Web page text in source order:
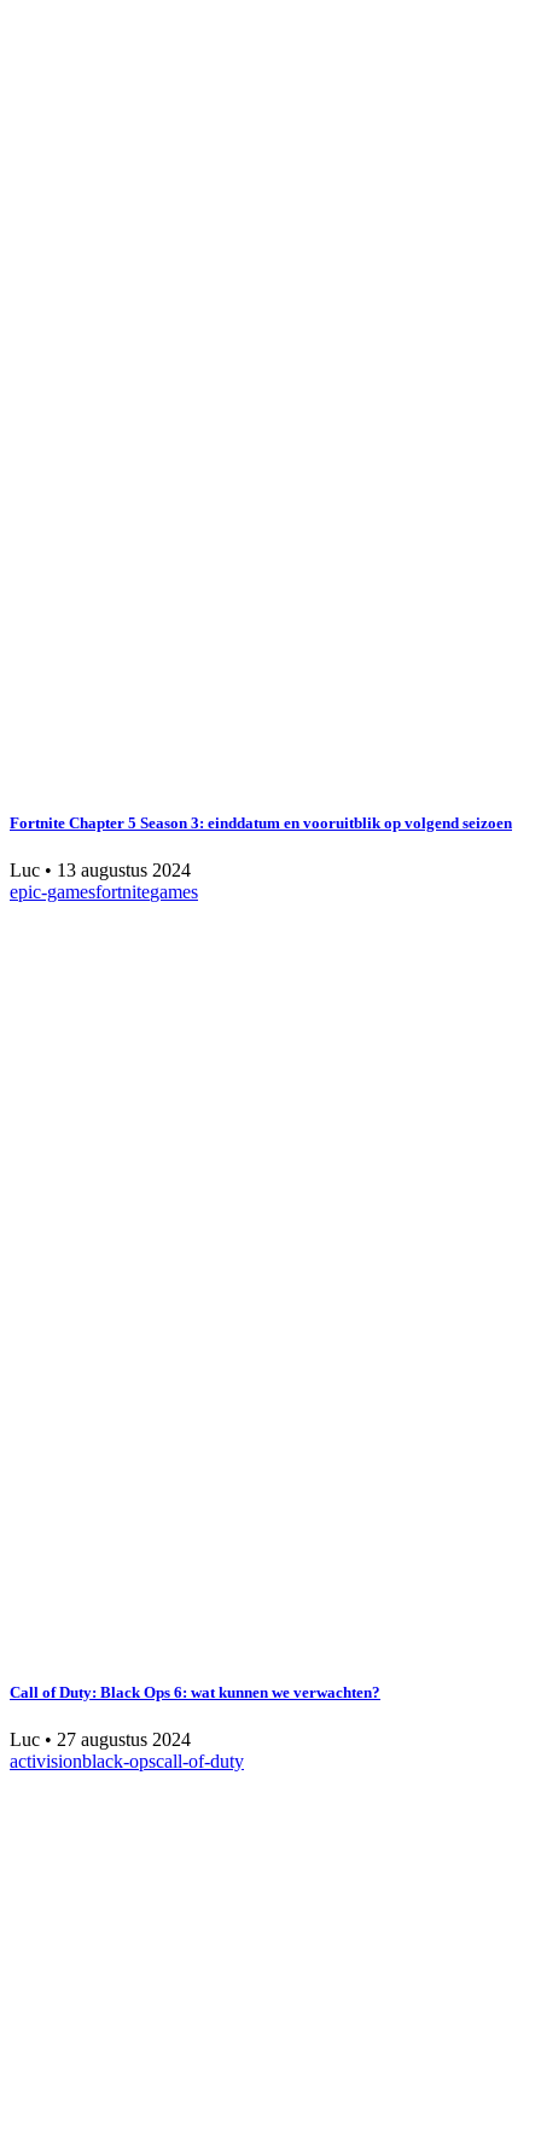
Fortnite Chapter 5 Season 3: einddatum en vooruitblik op volgend seizoen
Luc • 13 augustus 2024
epic-gamesfortnitegames
Call of Duty: Black Ops 6: wat kunnen we verwachten?
Luc • 27 augustus 2024
activisionblack-opscall-of-duty